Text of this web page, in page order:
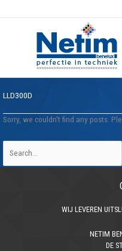
LLD300D
Sorry, we couldn't find any posts.
Zoek
naar:
WIJ LEVEREN
NETIM
DE